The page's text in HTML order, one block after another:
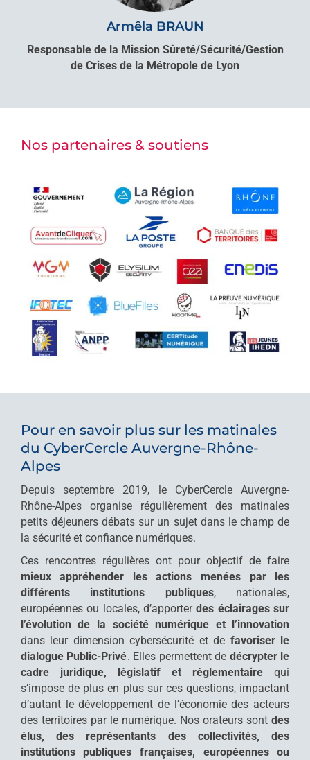
Armêla BRAUN
Responsable de la Mission Sûreté/Sécurité/Gestion
de Crises de la Métropole de Lyon
Nos partenaires & soutiens
Pour en savoir plus sur les matinales
du CyberCercle Auvergne-Rhône-
Alpes
Depuis septembre 2019, le CyberCercle Auvergne-
Rhône-Alpes organise régulièrement des matinales
petits déjeuners débats sur un sujet dans le champ de
la sécurité et confiance numériques.
Ces rencontres régulières ont pour objectif de faire
mieux appréhender les actions menées par les
différents institutions publiques, nationales,
européennes ou locales, d’apporterdes éclairages sur
l’évolution de la société numérique et l’innovation
dans leur dimension cybersécurité et de favoriser le
dialogue Public-Privé. Elles permettent de décrypter le
cadre juridique, législatif et réglementaire qui
s’impose de plus en plus sur ces questions, impactant
d’autant le développement de l’économie des acteurs
des territoires par le numérique. Nos orateurs sontdes
élus, des représentants des collectivités, des
institutions publiques françaises, européennes ou